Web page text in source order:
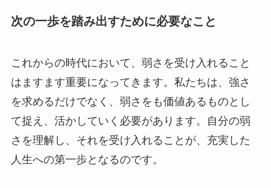
次の一歩を踏み出すために必要なこと
これからの時代において、弱さを受け入れること
はますます重要になってきます。私たちは、強さ
を求めるだけでなく、弱さをも価値あるものとし
て捉え、活かしていく必要があります。自分の弱
さを理解し、それを受け入れることが、充実した
人生への第一歩となるのです。